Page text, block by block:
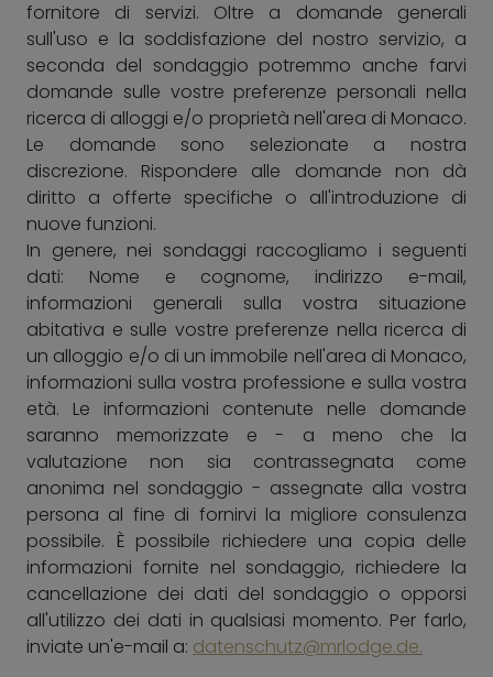
fornitore di servizi. Oltre a domande generali
sull'uso e la soddisfazione del nostro servizio, a
seconda del sondaggio potremmo anche farvi
domande sulle vostre preferenze personali nella
ricerca di alloggi e/o proprietà nell'area di Monaco.
Le domande sono selezionate a nostra
discrezione. Rispondere alle domande non dà
diritto a offerte specifiche o all'introduzione di
nuove funzioni.
In genere, nei sondaggi raccogliamo i seguenti
dati: Nome e cognome, indirizzo e-mail,
informazioni generali sulla vostra situazione
abitativa e sulle vostre preferenze nella ricerca di
un alloggio e/o di un immobile nell'area di Monaco,
informazioni sulla vostra professione e sulla vostra
età. Le informazioni contenute nelle domande
saranno memorizzate e - a meno che la
valutazione non sia contrassegnata come
anonima nel sondaggio - assegnate alla vostra
persona al fine di fornirvi la migliore consulenza
possibile. È possibile richiedere una copia delle
informazioni fornite nel sondaggio, richiedere la
cancellazione dei dati del sondaggio o opporsi
all'utilizzo dei dati in qualsiasi momento. Per farlo,
inviate un'e-mail a: datenschutz@mrlodge.de.